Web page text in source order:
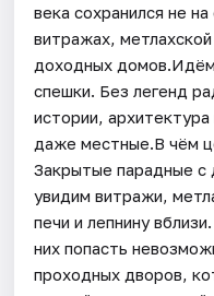
века сохранился не
витражах,
доходных
спешки. Без легенд
истории,
даже местные.В чём
Закрытые парадные с
увидим витражи,
печи и лепнину
них попасть
проходных дворов,